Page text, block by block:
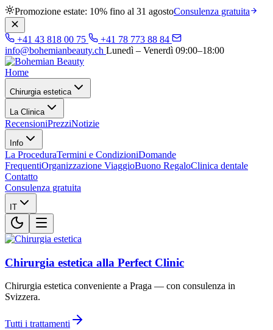
Promozione estate: 10% fino al 31 agostoConsulenza gratuita
+41 43 818 00 75
+41 78 773 88 84
info@bohemianbeauty.ch Lunedì – Venerdì 09:00–18:00
Home
Chirurgia estetica
La Clinica
RecensioniPrezziNotizie
Info
La ProceduraTermini e CondizioniDomande
FrequentiOrganizzazione ViaggioBuono RegaloClinica dentale
Contatto
Consulenza gratuita
IT
Chirurgia estetica alla Perfect Clinic
Chirurgia estetica conveniente a Praga — con consulenza in
Svizzera.
Tutti i trattamenti